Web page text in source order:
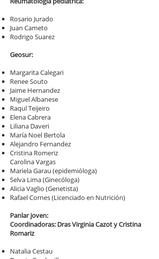
Rosario Jurado
Juan Cameto
Rodrigo Suarez
​Geosur:
Margarita Calegari
Renee Souto
Jaime Hernandez
Miguel Albanese
Raqul Teijeiro
Elena Cabrera
Liliana Daveri
María Noel Bertola
Alejandro Fernandez
Cristina Romeriz
Carolina Vargas
Mariela Garau (epidemióloga)
Selva Lima (Ginecóloga)
Alicia Vaglio (Genetista)
Rafael Cornes (Licenciado en Nutrición)
Panlar joven:
Coordinadoras: Dras Virginia Cazot y Cristina
Romariz
Natalia Cestau